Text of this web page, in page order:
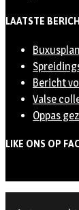
LAATSTE
Bericht
Valse
Oppas
LIKE ONS OP